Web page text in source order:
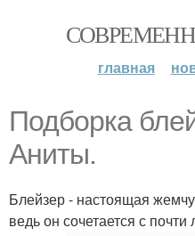
главная
Подборка
Аниты.
Блейзер - настоящая
ведь он сочетается с